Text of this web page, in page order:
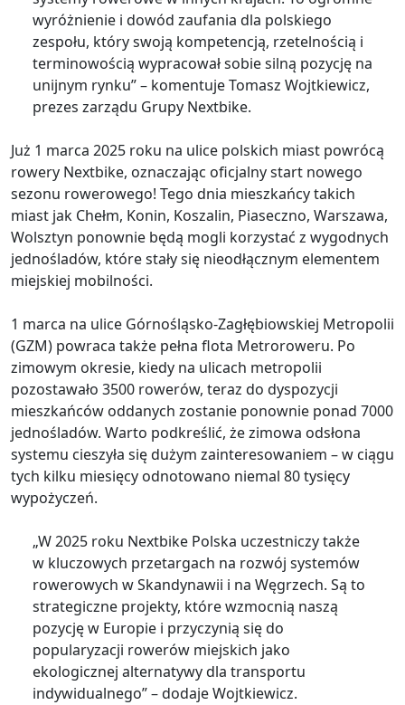
wyróżnienie i dowód zaufania dla polskiego
zespołu, który swoją kompetencją, rzetelnością i
terminowością wypracował sobie silną pozycję na
unijnym rynku” – komentuje Tomasz Wojtkiewicz,
prezes zarządu Grupy Nextbike.
Już 1 marca 2025 roku na ulice polskich miast powrócą
rowery Nextbike, oznaczając oficjalny start nowego
sezonu rowerowego! Tego dnia mieszkańcy takich
miast jak Chełm, Konin, Koszalin, Piaseczno, Warszawa,
Wolsztyn ponownie będą mogli korzystać z wygodnych
jednośladów, które stały się nieodłącznym elementem
miejskiej mobilności.
1 marca na ulice Górnośląsko-Zagłębiowskiej Metropolii
(GZM) powraca także pełna flota Metroroweru. Po
zimowym okresie, kiedy na ulicach metropolii
pozostawało 3500 rowerów, teraz do dyspozycji
mieszkańców oddanych zostanie ponownie ponad 7000
jednośladów. Warto podkreślić, że zimowa odsłona
systemu cieszyła się dużym zainteresowaniem – w ciągu
tych kilku miesięcy odnotowano niemal 80 tysięcy
wypożyczeń.
„W 2025 roku Nextbike Polska uczestniczy także
w kluczowych przetargach na rozwój systemów
rowerowych w Skandynawii i na Węgrzech. Są to
strategiczne projekty, które wzmocnią naszą
pozycję w Europie i przyczynią się do
popularyzacji rowerów miejskich jako
ekologicznej alternatywy dla transportu
indywidualnego” – dodaje Wojtkiewicz.